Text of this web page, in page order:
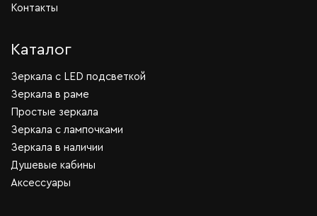
Контакты
Каталог
Зеркала c LED подсветкой
Зеркала в раме
Простые зеркала
Зеркала с лампочками
Зеркала в наличии
Душевые кабины
Аксессуары